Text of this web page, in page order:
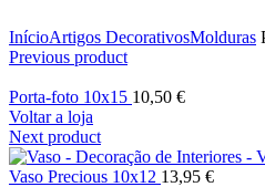
InícioArtigos DecorativosMolduras
Previous product
Porta-foto 10x15 10,50 €
Voltar a loja
Next product
Vaso Precious 10x12 13,95 €